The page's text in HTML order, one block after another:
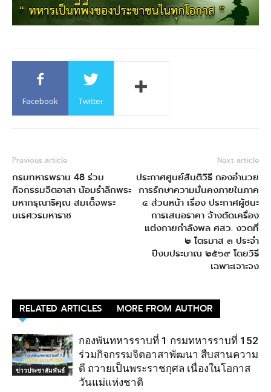
Facebook Twitter
Previous article
กรมทหารพราน 48 ร่วม
กิจกรรมจิตอาสา น้อมรำลึกพระ
มหากรุณาธิคุณ สมเด็จพระ
นเรศวรมหาราช
Next article
ประกาศศูนย์สันติวิธี กองอำนวย
การรักษาความมั่นคงภายในภาค
๔ ส่วนหน้า เรื่อง ประกาศผู้ชนะ
การเสนอราคา จ้างตัดเครื่อง
แต่งกายกำลังพล ศสว. งวดที่
๒ ไตรมาส ๓ ประจำ
ปีงบประมาณ ๒๕๖๙ โดยวิธี
เฉพาะเจาะจง
RELATED ARTICLES MORE FROM AUTHOR
ข่าวประชาสัมพันธ์
กองพันทหารราบที่ 1 กรมทหารราบที่ 152
ร่วมกิจกรรมจิตอาสาพัฒนา สืบสานความ
ดี ถวายเป็นพระราชกุศล เนื่องในโอกาส
วันแม่แห่งชาติ